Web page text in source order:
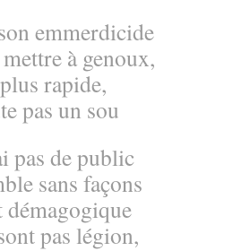
emmerdicide
à genoux,
rapide,
pas un sou
pas de public
sans façons
démagogique
pas légion,